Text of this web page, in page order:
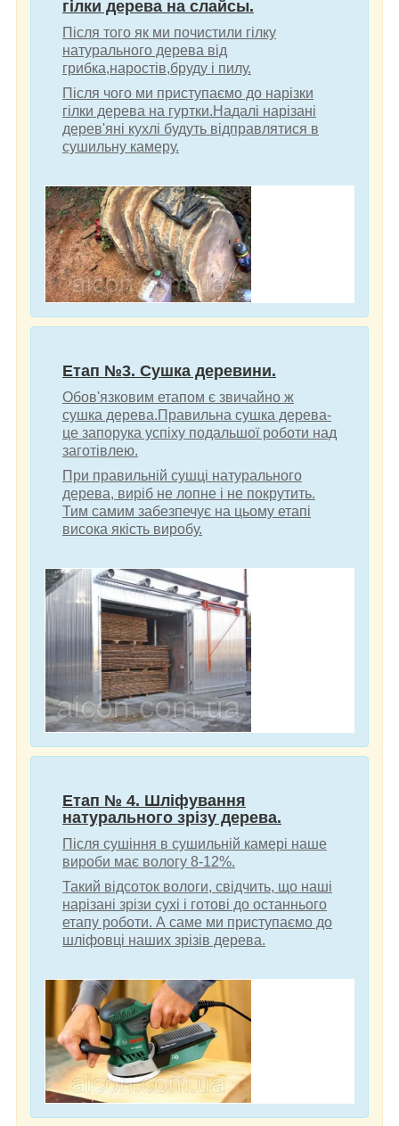
гілки дерева на слайсы.
Після того як ми почистили гілку
натурального дерева від
грибка,наростів,бруду і пилу.
Після чого ми приступаємо до нарізки
гілки дерева на гуртки.Надалі нарізані
дерев'яні кухлі будуть відправлятися в
сушильну камеру.
Етап №3. Сушка деревини.
Обов'язковим етапом є звичайно ж
сушка дерева.Правильна сушка дерева-
це запорука успіху подальшої роботи над
заготівлею.
При правильній сушці натурального
дерева, виріб не лопне і не покрутить.
Тим самим забезпечує на цьому етапі
висока якість виробу.
Етап № 4. Шліфування
натурального зрізу дерева.
Після сушіння в сушильній камері наше
вироби має вологу 8-12%.
Такий відсоток вологи, свідчить, що наші
нарізані зрізи сухі і готові до останнього
етапу роботи. А саме ми приступаємо до
шліфовці наших зрізів дерева.